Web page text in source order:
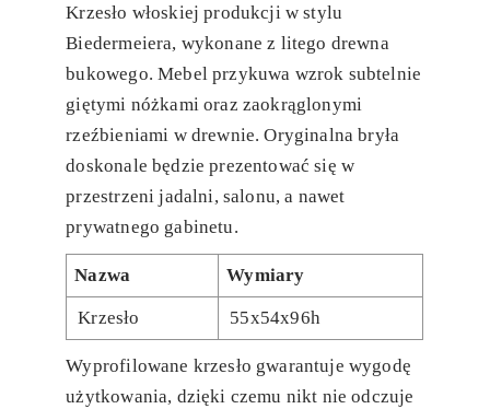
Krzesło włoskiej produkcji w stylu
Biedermeiera, wykonane z litego drewna
bukowego. Mebel przykuwa wzrok subtelnie
giętymi nóżkami oraz zaokrąglonymi
rzeźbieniami w drewnie. Oryginalna bryła
doskonale będzie prezentować się w
przestrzeni jadalni, salonu, a nawet
prywatnego gabinetu.
Nazwa Wymiary
Krzesło 55x54x96h
Wyprofilowane krzesło gwarantuje wygodę
użytkowania, dzięki czemu nikt nie odczuje